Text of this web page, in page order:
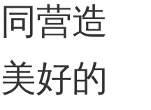
营造
好的